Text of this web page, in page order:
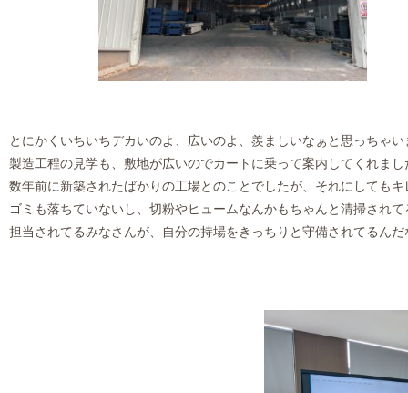
とにかくいちいちデカいのよ、広いのよ、羨ましいなぁと思っちゃ
製造工程の見学も、敷地が広いのでカートに乗って案内してくれまし
数年前に新築されたばかりの工場とのことでしたが、それにしても
ゴミも落ちていないし、切粉やヒュームなんかもちゃんと清掃されて
担当されてるみなさんが、自分の持場をきっちりと守備されてるん